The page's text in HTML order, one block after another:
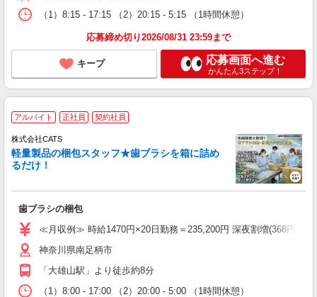
（1）8:15 - 17:15 （2）20:15 - 5:15 （1時間休憩）
応募締め切り2026/08/31 23:59まで
キープ 応募画面へ進む
かんたん3ステップ！
アルバイト 正社員 契約社員
株式会社CATS
軽量製品の梱包スタッフ★歯ブラシを箱に詰め
るだけ！
歯ブラシの梱包
≪月収例≫ 時給1470円×20日勤務＝235,200円 深夜割増(368円
神奈川県南足柄市
「大雄山駅」より徒歩約8分
（1）8:00 - 17:00 （2）20:00 - 5:00 （1時間休憩）